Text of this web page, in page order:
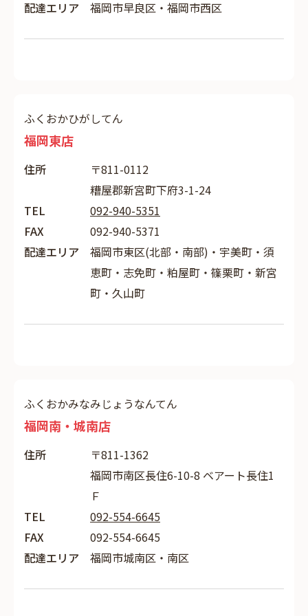
配達エリア 福岡市早良区・福岡市西区
ふくおかひがしてん
福岡東店
住所
〒811-0112
糟屋郡新宮町下府3-1-24
TEL
092-940-5351
FAX
092-940-5371
配達エリア
福岡市東区(北部・南部)・宇美町・須
恵町・志免町・粕屋町・篠栗町・新宮
町・久山町
ふくおかみなみじょうなんてん
福岡南・城南店
住所
〒811-1362
福岡市南区長住6-10-8 ベアート長住1
Ｆ
TEL
092-554-6645
FAX
092-554-6645
配達エリア
福岡市城南区・南区